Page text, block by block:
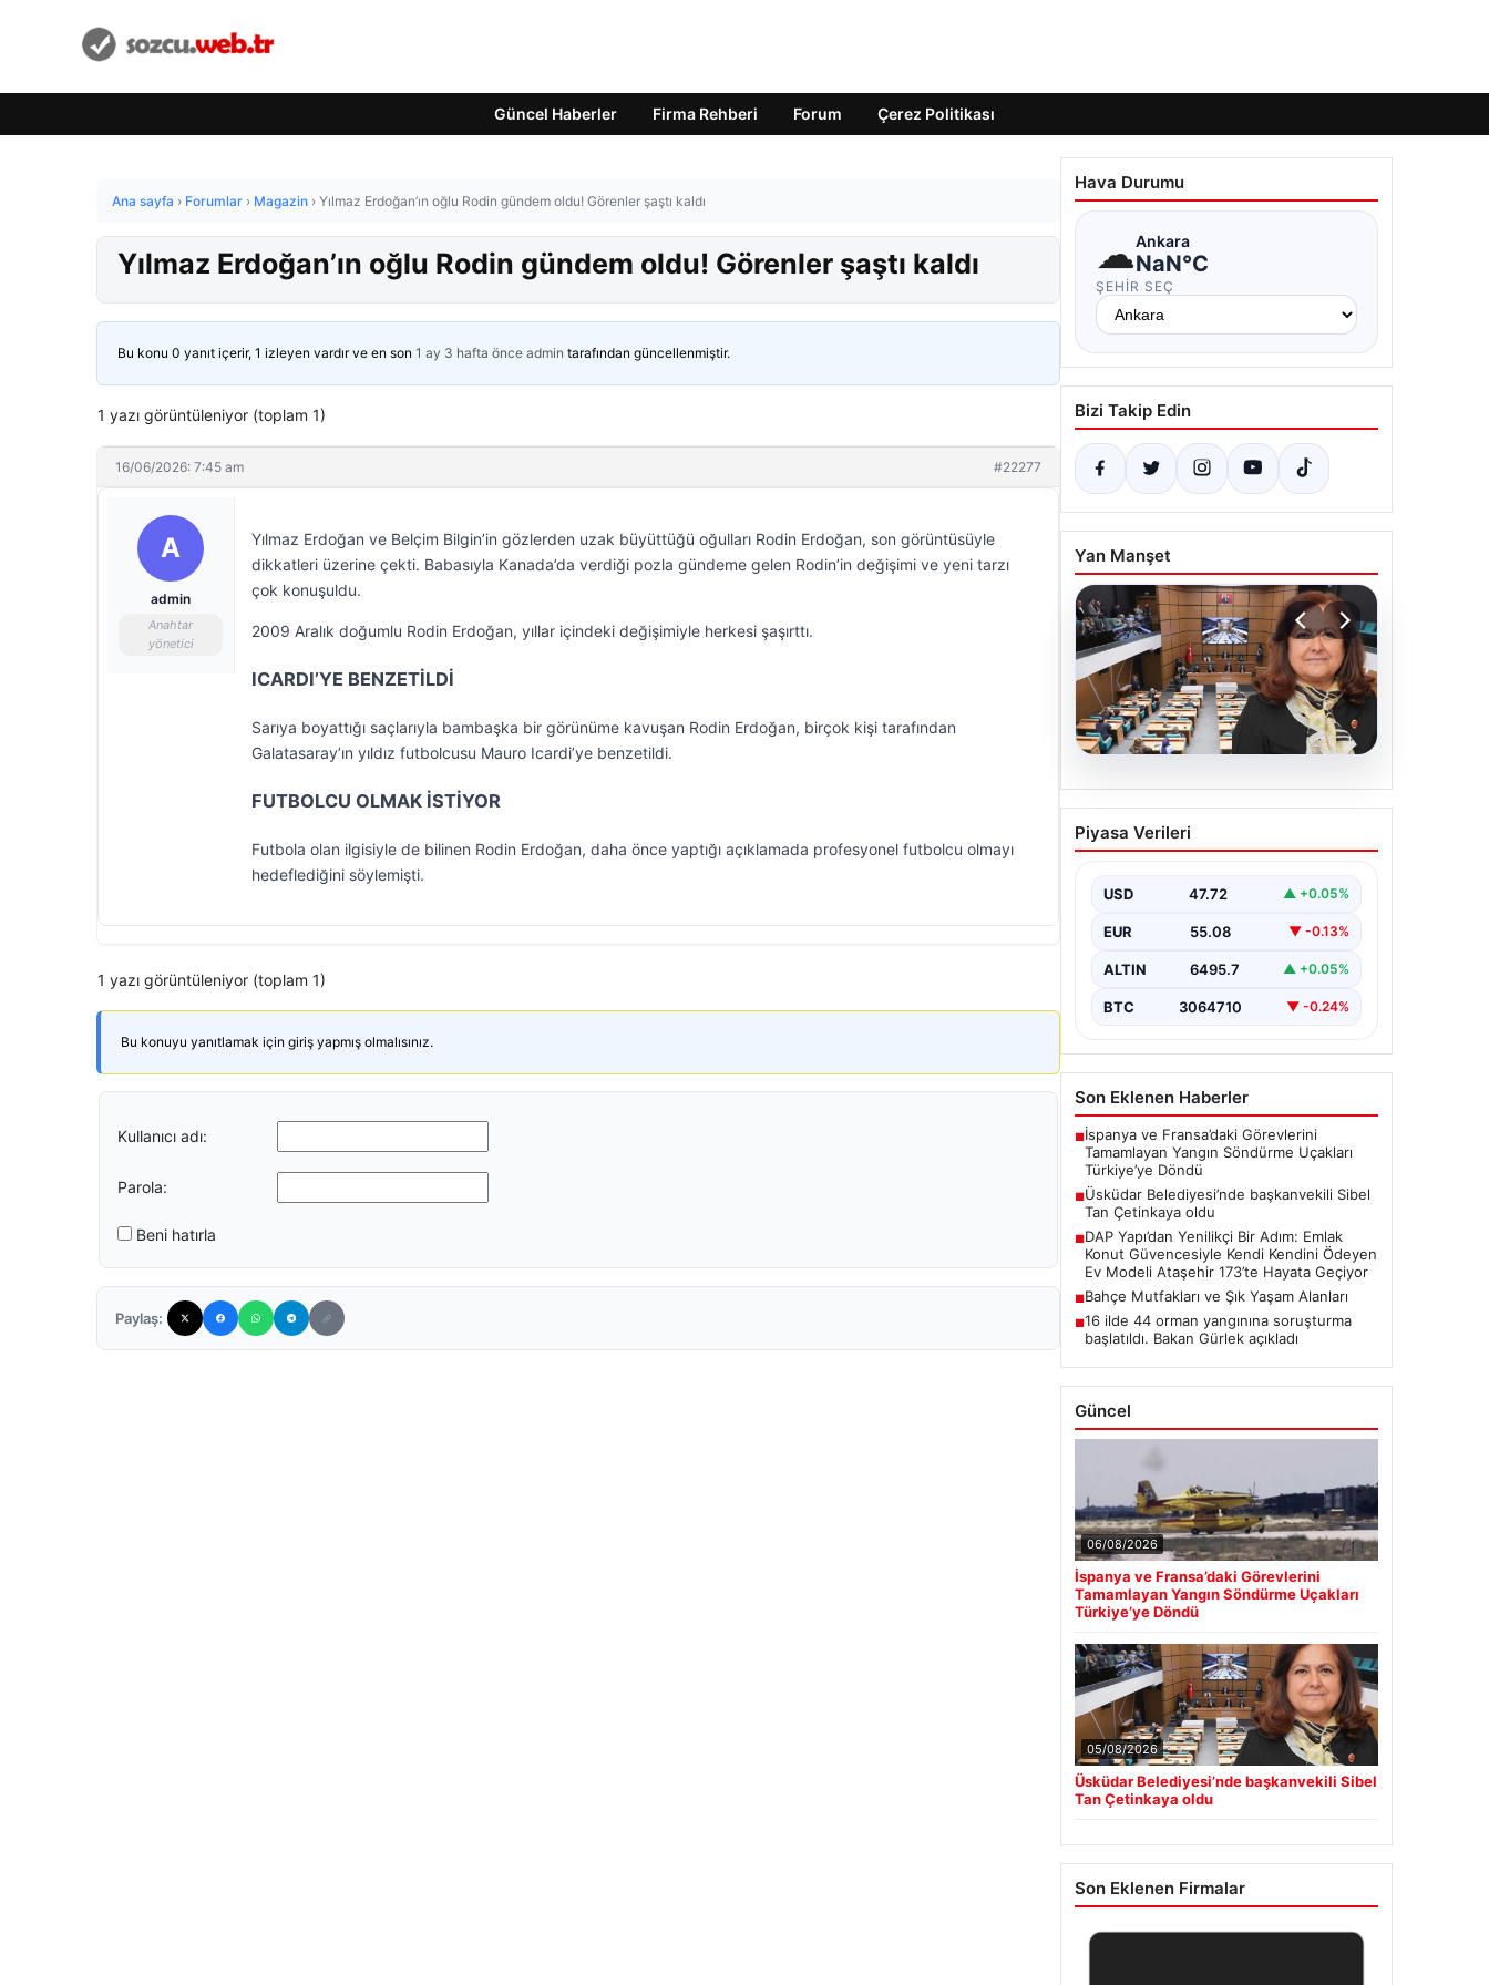
Güncel Haberler Firma Rehberi Forum Çerez Politikası
Ana sayfa › Forumlar › Magazin › Yılmaz Erdoğan’ın oğlu Rodin gündem oldu! Görenler şaştı kaldı
Yılmaz Erdoğan’ın oğlu Rodin gündem oldu! Görenler şaştı kaldı
Bu konu 0 yanıt içerir, 1 izleyen vardır ve en son 1 ay 3 hafta önce admin tarafından güncellenmiştir.
1 yazı görüntüleniyor (toplam 1)
16/06/2026: 7:45 am #22277
A
admin
Anahtar
yönetici
Yılmaz Erdoğan ve Belçim Bilgin’in gözlerden uzak büyüttüğü oğulları Rodin Erdoğan, son görüntüsüyle
dikkatleri üzerine çekti. Babasıyla Kanada’da verdiği pozla gündeme gelen Rodin’in değişimi ve yeni tarzı
çok konuşuldu.
2009 Aralık doğumlu Rodin Erdoğan, yıllar içindeki değişimiyle herkesi şaşırttı.
ICARDI’YE BENZETİLDİ
Sarıya boyattığı saçlarıyla bambaşka bir görünüme kavuşan Rodin Erdoğan, birçok kişi tarafından
Galatasaray’ın yıldız futbolcusu Mauro Icardi’ye benzetildi.
FUTBOLCU OLMAK İSTİYOR
Futbola olan ilgisiyle de bilinen Rodin Erdoğan, daha önce yaptığı açıklamada profesyonel futbolcu olmayı
hedeflediğini söylemişti.
1 yazı görüntüleniyor (toplam 1)
Bu konuyu yanıtlamak için giriş yapmış olmalısınız.
Kullanıcı adı:
Parola:
Beni hatırla
Paylaş:
Hava Durumu
☁Ankara
NaN°C
ŞEHIR SEÇ
Bizi Takip Edin
Yan Manşet
Üsküdar Belediyesi’nde
başkanvekili Sibel Tan
Piyasa Verileri
USD 47.72 ▲ +0.05%
EUR 55.08 ▼ -0.13%
ALTIN 6495.7 ▲ +0.05%
BTC 3064710 ▼ -0.24%
Son Eklenen Haberler
■İspanya ve Fransa’daki Görevlerini
Tamamlayan Yangın Söndürme Uçakları
Türkiye’ye Döndü
■Üsküdar Belediyesi’nde başkanvekili Sibel
Tan Çetinkaya oldu
■DAP Yapı’dan Yenilikçi Bir Adım: Emlak
Konut Güvencesiyle Kendi Kendini Ödeyen
Ev Modeli Ataşehir 173’te Hayata Geçiyor
■Bahçe Mutfakları ve Şık Yaşam Alanları
■16 ilde 44 orman yangınına soruşturma
başlatıldı. Bakan Gürlek açıkladı
Güncel
06/08/2026
İspanya ve Fransa’daki Görevlerini
Tamamlayan Yangın Söndürme Uçakları
Türkiye’ye Döndü
05/08/2026
Üsküdar Belediyesi’nde başkanvekili Sibel
Tan Çetinkaya oldu
Son Eklenen Firmalar